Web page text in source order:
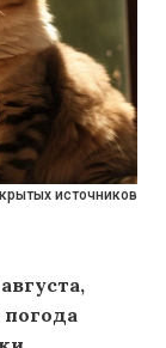
источников